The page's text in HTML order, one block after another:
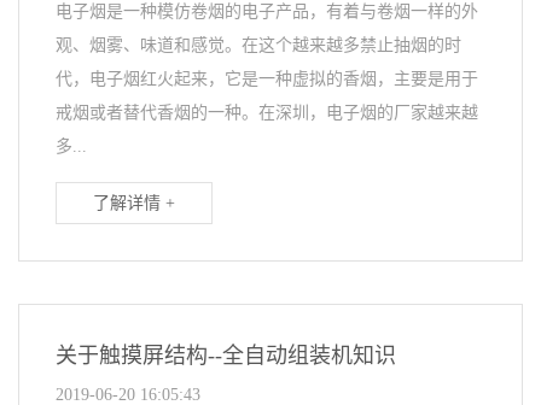
电子烟是一种模仿卷烟的电子产品，有着与卷烟一样的外
观、烟雾、味道和感觉。在这个越来越多禁止抽烟的时
代，电子烟红火起来，它是一种虚拟的香烟，主要是用于
戒烟或者替代香烟的一种。在深圳，电子烟的厂家越来越
多...
了解详情 +
关于触摸屏结构--全自动组装机知识
2019-06-20 16:05:43